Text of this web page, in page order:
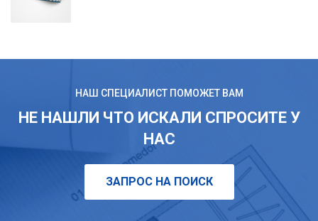
НАШ СПЕЦИАЛИСТ ПОМОЖЕТ ВАМ
НЕ НАШЛИ ЧТО ИСКАЛИ СПРОСИТЕ У
НАС
ЗАПРОС НА ПОИСК